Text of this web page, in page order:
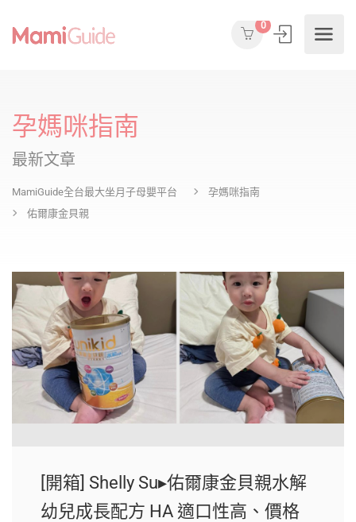
0
孕媽咪指南
最新文章
MamiGuide全台最大坐月子母嬰平台
孕媽咪指南
佑爾康金貝親
[開箱] Shelly Su▸佑爾康金貝親水解
幼兒成長配方 HA 適口性高、價格